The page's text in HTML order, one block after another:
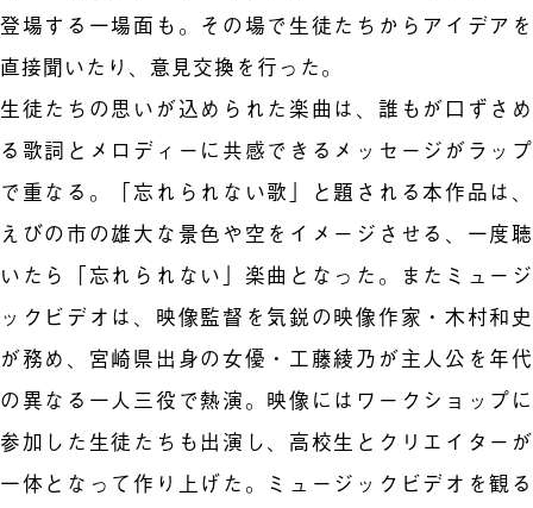
登場する一場面も。その場で生徒たちからアイデアを
直接聞いたり、意見交換を行った。
生徒たちの思いが込められた楽曲は、誰もが口ずさめ
る歌詞とメロディーに共感できるメッセージがラップ
で重なる。「忘れられない歌」と題される本作品は、
えびの市の雄大な景色や空をイメージさせる、一度聴
いたら「忘れられない」楽曲となった。またミュージ
ックビデオは、映像監督を気鋭の映像作家・木村和史
が務め、宮崎県出身の女優・工藤綾乃が主人公を年代
の異なる一人三役で熱演。映像にはワークショップに
参加した生徒たちも出演し、高校生とクリエイターが
一体となって作り上げた。ミュージックビデオを観る